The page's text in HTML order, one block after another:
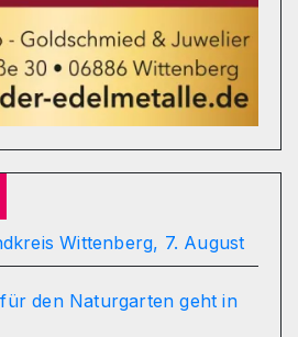
Wittenberg, 7. August
den Naturgarten geht in